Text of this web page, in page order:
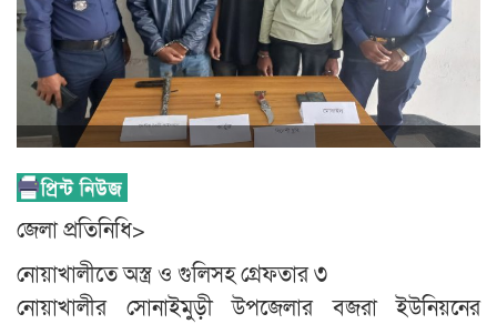
জেলা প্রতিনিধি>
নোয়াখালীতে অস্ত্র ও গুলিসহ গ্রেফতার ৩
নোয়াখালীর সোনাইমুড়ী উপজেলার বজরা ইউনিয়নের